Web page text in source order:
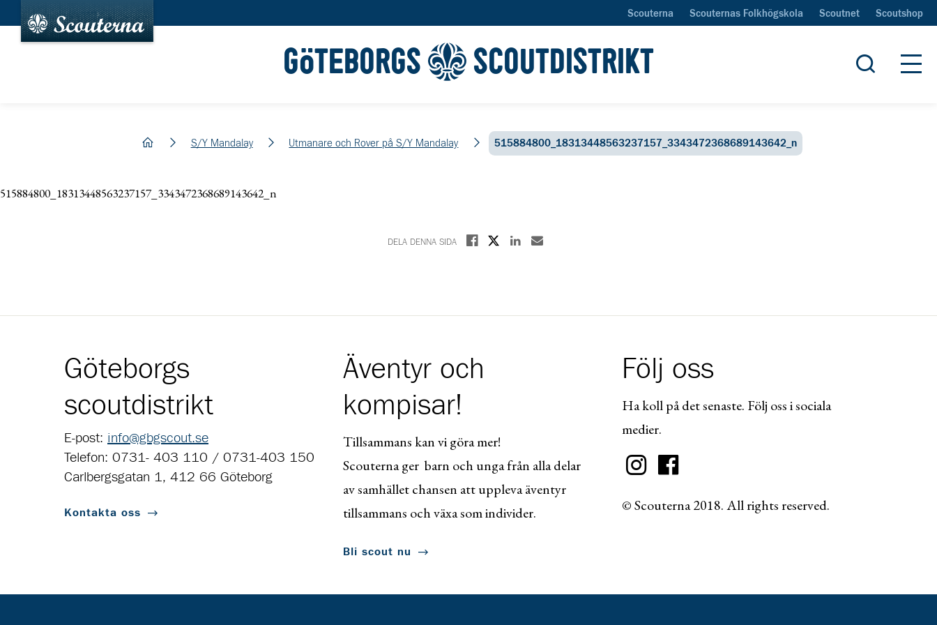
Scouterna Scouternas Folkhögskola Scoutnet Scoutshop
GÖTEBORGS SCOUTDISTRIKT Öppna
hem S/Y Mandalay Utmanare och Rover på S/Y Mandalay 515884800_18313448563237157_3343472368689143642_n
515884800_18313448563237157_3343472368689143642_n
DELA DENNA SIDA Dela på Facebook
Dela på XDela på Linkedin
Dela med E-post
Göteborgs
scoutdistrikt
E-post: info@gbgscout.se
Telefon: 0731- 403 110 / 0731-403 150
Carlbergsgatan 1, 412 66 Göteborg
Kontakta oss
Äventyr och
kompisar!
Tillsammans kan vi göra mer!
Scouterna ger barn och unga från alla delar
av samhället chansen att uppleva äventyr
tillsammans och växa som individer.
Bli scout nu
Följ oss
Ha koll på det senaste. Följ oss i sociala
medier.
© Scouterna 2018. All rights reserved.